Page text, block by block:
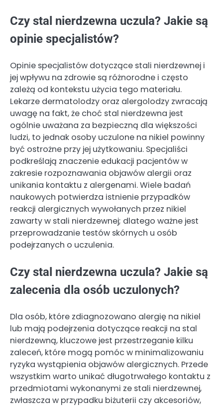
Czy stal nierdzewna uczula? Jakie są
opinie specjalistów?
Opinie specjalistów dotyczące stali nierdzewnej i
jej wpływu na zdrowie są różnorodne i często
zależą od kontekstu użycia tego materiału.
Lekarze dermatolodzy oraz alergolodzy zwracają
uwagę na fakt, że choć stal nierdzewna jest
ogólnie uważana za bezpieczną dla większości
ludzi, to jednak osoby uczulone na nikiel powinny
być ostrożne przy jej użytkowaniu. Specjaliści
podkreślają znaczenie edukacji pacjentów w
zakresie rozpoznawania objawów alergii oraz
unikania kontaktu z alergenami. Wiele badań
naukowych potwierdza istnienie przypadków
reakcji alergicznych wywołanych przez nikiel
zawarty w stali nierdzewnej; dlatego ważne jest
przeprowadzanie testów skórnych u osób
podejrzanych o uczulenia.
Czy stal nierdzewna uczula? Jakie są
zalecenia dla osób uczulonych?
Dla osób, które zdiagnozowano alergię na nikiel
lub mają podejrzenia dotyczące reakcji na stal
nierdzewną, kluczowe jest przestrzeganie kilku
zaleceń, które mogą pomóc w minimalizowaniu
ryzyka wystąpienia objawów alergicznych. Przede
wszystkim warto unikać długotrwałego kontaktu z
przedmiotami wykonanymi ze stali nierdzewnej,
zwłaszcza w przypadku biżuterii czy akcesoriów,